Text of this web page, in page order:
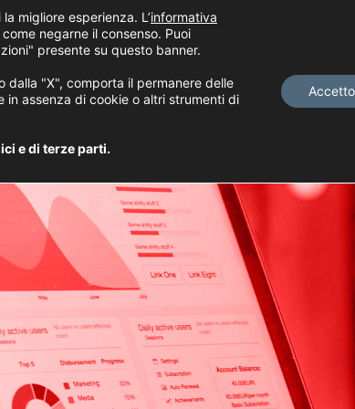
NALY
migliore esperienza. L’informativa
negarne il consenso. Puoi
presente su questo banner.
dalla "X", comporta il permanere delle
assenza di cookie o altri strumenti di
e di terze parti.
Accetto